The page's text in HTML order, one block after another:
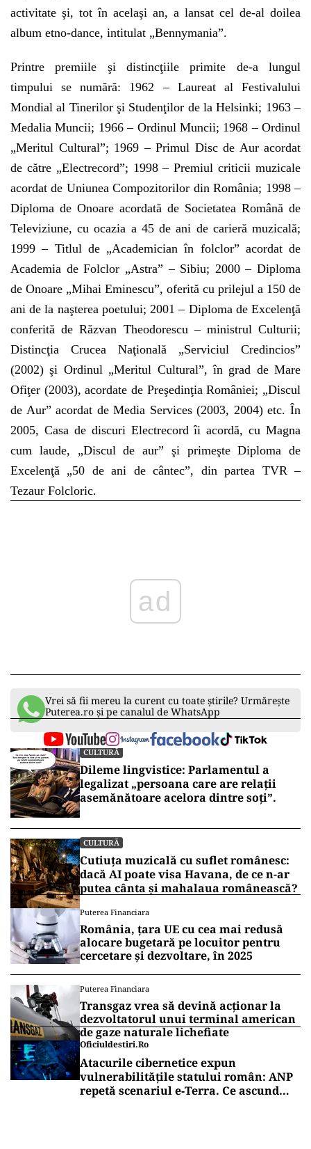
activitate şi, tot în acelaşi an, a lansat cel de-al doilea
album etno-dance, intitulat „Bennymania”.
Printre premiile şi distincţiile primite de-a lungul
timpului se numără: 1962 – Laureat al Festivalului
Mondial al Tinerilor şi Studenţilor de la Helsinki; 1963 –
Medalia Muncii; 1966 – Ordinul Muncii; 1968 – Ordinul
„Meritul Cultural”; 1969 – Primul Disc de Aur acordat
de către „Electrecord”; 1998 – Premiul criticii muzicale
acordat de Uniunea Compozitorilor din România; 1998 –
Diploma de Onoare acordată de Societatea Română de
Televiziune, cu ocazia a 45 de ani de carieră muzicală;
1999 – Titlul de „Academician în folclor” acordat de
Academia de Folclor „Astra” – Sibiu; 2000 – Diploma
de Onoare „Mihai Eminescu”, oferită cu prilejul a 150 de
ani de la naşterea poetului; 2001 – Diploma de Excelenţă
conferită de Răzvan Theodorescu – ministrul Culturii;
Distincţia Crucea Naţională „Serviciul Credincios”
(2002) şi Ordinul „Meritul Cultural”, în grad de Mare
Ofiţer (2003), acordate de Preşedinţia României; „Discul
de Aur” acordat de Media Services (2003, 2004) etc. În
2005, Casa de discuri Electrecord îi acordă, cu Magna
cum laude, „Discul de aur” şi primeşte Diploma de
Excelenţă „50 de ani de cântec”, din partea TVR –
Tezaur Folcloric.
ad
Vrei să fii mereu la curent cu toate știrile? Urmărește
Puterea.ro și pe canalul de WhatsApp
CULTURĂ
Dileme lingvistice: Parlamentul a
legalizat „persoana care are relații
asemănătoare acelora dintre soți”.
CULTURĂ
Cutiuța muzicală cu suflet românesc:
dacă AI poate visa Havana, de ce n-ar
putea cânta și mahalaua românească?
Puterea Financiara
România, țara UE cu cea mai redusă
alocare bugetară pe locuitor pentru
cercetare și dezvoltare, în 2025
Puterea Financiara
Transgaz vrea să devină acționar la
dezvoltatorul unui terminal american
de gaze naturale lichefiate
Oficiuldestiri.ro
Atacurile cibernetice expun
vulnerabilitățile statului român: ANP
repetă scenariul e‑Terra. Ce ascund